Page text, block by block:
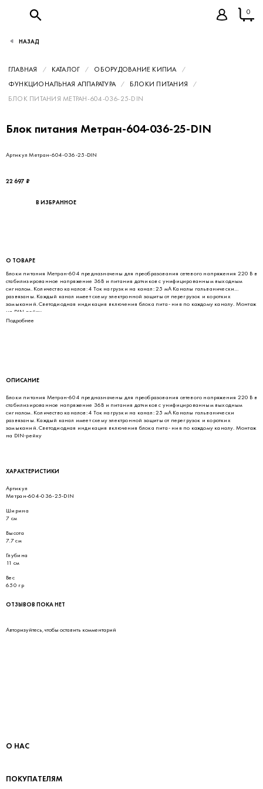
0
ГЛАВНАЯ КАТАЛОГ
ОБОРУДОВАНИЕ КИПИА
ФУНКЦИОНАЛЬНАЯ АППАРАТУРА
БЛОКИ ПИТАНИЯ
БЛОК ПИТАНИЯ МЕТРАН-604-036-25-DIN
Блок питания Метран-604-036-25-DIN
Артикул Метран-604-036-25-DIN
22 697 ₽
В ИЗБРАННОЕ
О ТОВАРЕ
Блоки питания Метран-604 предназначены для преобразования сетевого напряжения 220 В в
стабилизированное напряжение 36В и питания датчиков с унифицированным выходным
сигналом. Количество каналов: 4 Ток нагрузки на канал: 25 мА Каналы гальванически
развязаны. Каждый канал имеет схему электронной защиты от перегрузок и коротких
замыканий. Светодиодная индикация включения блока пита- ния по каждому каналу. Монтаж
на DIN-рейку
Подробнее
ОПИСАНИЕ
Блоки питания Метран-604 предназначены для преобразования сетевого напряжения 220 В в
стабилизированное напряжение 36В и питания датчиков с унифицированным выходным
сигналом. Количество каналов: 4 Ток нагрузки на канал: 25 мА Каналы гальванически
развязаны. Каждый канал имеет схему электронной защиты от перегрузок и коротких
замыканий. Светодиодная индикация включения блока пита- ния по каждому каналу. Монтаж
на DIN-рейку
ХАРАКТЕРИСТИКИ
Артикул
Метран-604-036-25-DIN
Ширина
7 см
Высота
7.7 см
Глубина
11 см
Вес
650 гр
ОТЗЫВОВ ПОКА НЕТ
Авторизуйтесь, чтобы оставить комментарий
О НАС
ПОКУПАТЕЛЯМ
НАЗАД